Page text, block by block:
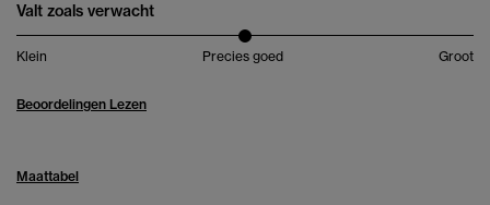
Valt zoals verwacht
Klein Precies goed Groot
Beoordelingen Lezen
Maattabel